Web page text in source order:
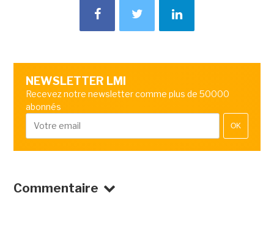
NEWSLETTER LMI
Recevez notre newsletter comme plus de 50000
abonnés
OK
Commentaire